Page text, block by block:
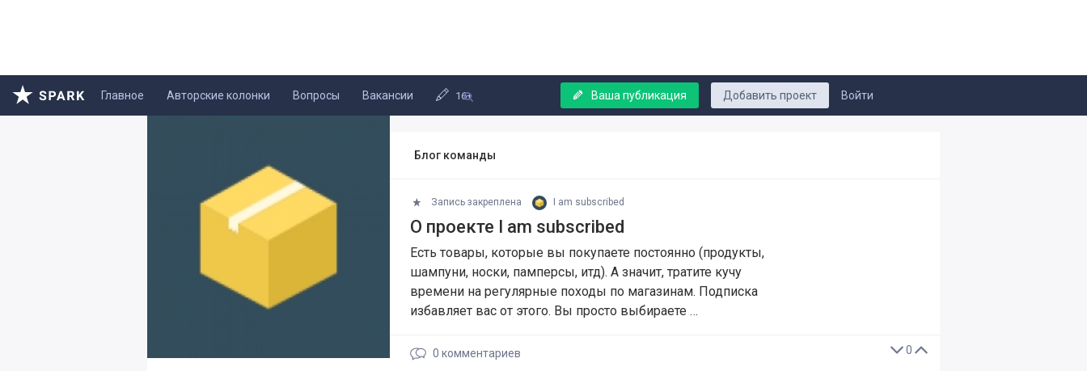
Войти
Добавить проект
Главное Авторские колонки Вопросы Вакансии Ваша публикация
16+
Блог команды
Запись закреплена I am subscribed
О проекте I am subscribed
Есть товары, которые вы покупаете постоянно (продукты,
шампуни, носки, памперсы, итд). А значит, тратите кучу
времени на регулярные походы по магазинам. Подписка
избавляет вас от этого. Вы просто выбираете …
0
0 комментариев